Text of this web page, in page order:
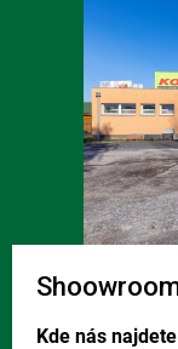
Kde nás najdete